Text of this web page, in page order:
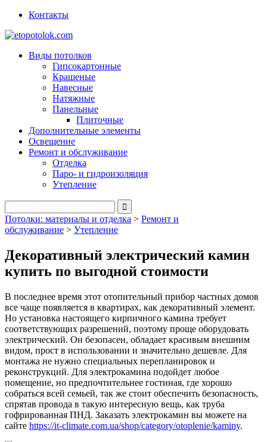
Контакты
Виды потолков
Гипсокартонные
Крашеные
Навесные
Натяжные
Панельные
Плиточные
Дополнительные элементы
Освещение
Ремонт и обслуживание
Отделка
Паро- и гидроизоляция
Утепление
Потолки: материалы и отделка > Ремонт и
обслуживание > Утепление
Декоративный электрический камин
купить по выгодной стоимости
В последнее время этот отопительный прибор частных домов
все чаще появляется в квартирах, как декоративный элемент.
Но установка настоящего кирпичного камина требует
соответствующих разрешений, поэтому проще оборудовать
электрический. Он безопасен, обладает красивым внешним
видом, прост в использовании и значительно дешевле. Для
монтажа не нужно специальных перепланировок и
реконструкций. Для электрокамина подойдет любое
помещение, но предпочтительнее гостиная, где хорошо
собраться всей семьей, так же стоит обеспечить безопасность,
спрятав провода в такую интересную вещь, как труба
гофрированная ПНД. Заказать электрокамин вы можете на
сайте https://it-climate.com.ua/shop/category/otoplenie/kaminy.